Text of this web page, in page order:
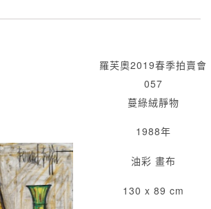
羅芙奧2019春季拍賣會
057
蔓綠絨靜物
1988年
油彩 畫布
130 x 89 cm